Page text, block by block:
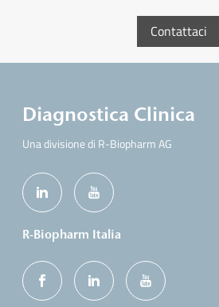
Contattaci
Diagnostica Clinica
Una divisione di R-Biopharm AG
R-Biopharm Italia